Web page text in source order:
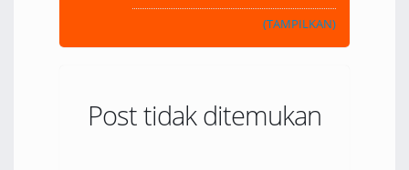
(TAMPILKAN)
Post tidak ditemukan